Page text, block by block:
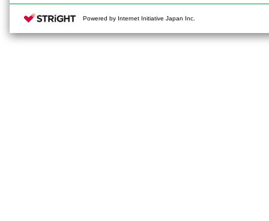
Powered by Internet Initiative Japan Inc.